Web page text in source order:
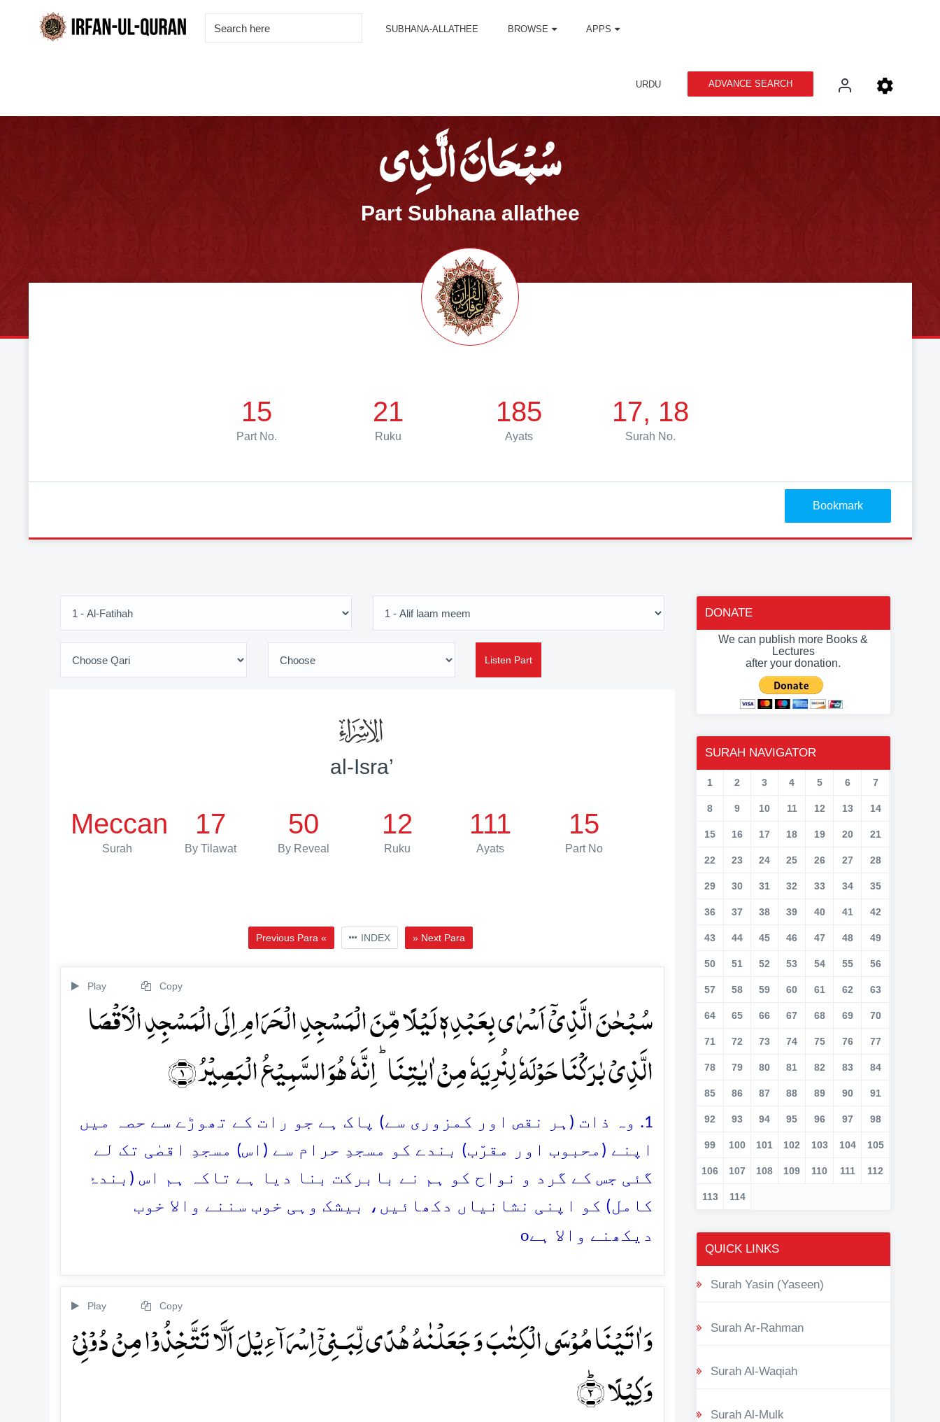
SUBHANA-ALLATHEE BROWSE APPS
URDU ADVANCE SEARCH
سُبْحَانَ الَّذِي
Part Subhana allathee
15
Part No.
21
Ruku
185
Ayats
17, 18
Surah No.
Bookmark
Listen Part
al-Isra’
Meccan
Surah
17
By Tilawat
50
By Reveal
12
Ruku
111
Ayats
15
Part No
Previous Para « INDEX » Next Para
Play Copy
سُبۡحٰنَ الَّذِیۡۤ اَسۡرٰی بِعَبۡدِہٖ لَیۡلًا مِّنَ الۡمَسۡجِدِ الۡحَرَامِ اِلَی الۡمَسۡجِدِ الۡاَقۡصَا
الَّذِیۡ بٰرَکۡنَا حَوۡلَہٗ لِنُرِیَہٗ مِنۡ اٰیٰتِنَا ؕ اِنَّہٗ ہُوَ السَّمِیۡعُ الۡبَصِیۡرُ ﴿۱﴾
1. وہ ذات (ہر نقص اور کمزوری سے) پاک ہے جو رات کے تھوڑے سے حصہ میں
اپنے (محبوب اور مقرّب) بندے کو مسجدِ حرام سے (اس) مسجدِ اقصٰی تک لے
گئی جس کے گرد و نواح کو ہم نے بابرکت بنا دیا ہے تاکہ ہم اس (بندۂ
کامل) کو اپنی نشانیاں دکھائیں، بیشک وہی خوب سننے والا خوب
دیکھنے والا ہےo
Play Copy
وَ اٰتَیۡنَا مُوۡسَی الۡکِتٰبَ وَ جَعَلۡنٰہُ ہُدًی لِّبَـنِیۡۤ اِسۡرَآءِیۡلَ اَلَّا تَتَّخِذُوۡا مِنۡ دُوۡنِیۡ
وَکِیۡلًا ؕ﴿۲﴾
DONATE
We can publish more Books &
Lectures
after your donation.
SURAH NAVIGATOR
1 2 3 4 5 6 7
8 9 10 11 12 13 14
15 16 17 18 19 20 21
22 23 24 25 26 27 28
29 30 31 32 33 34 35
36 37 38 39 40 41 42
43 44 45 46 47 48 49
50 51 52 53 54 55 56
57 58 59 60 61 62 63
64 65 66 67 68 69 70
71 72 73 74 75 76 77
78 79 80 81 82 83 84
85 86 87 88 89 90 91
92 93 94 95 96 97 98
99 100 101 102 103 104 105
106 107 108 109 110 111 112
113 114
QUICK LINKS
Surah Yasin (Yaseen)
Surah Ar-Rahman
Surah Al-Waqiah
Surah Al-Mulk